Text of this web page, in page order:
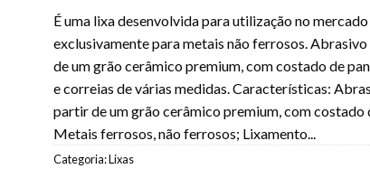
É uma lixa desenvolvida para utilização no
exclusivamente para metais não ferrosos.
de um grão cerâmico premium, com costado de
e correias de várias medidas. Características:
partir de um grão cerâmico premium, com costado
Metais ferrosos, não ferrosos; Lixamento
Categoria:Lixas